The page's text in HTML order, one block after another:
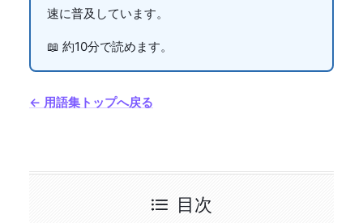
速に普及しています。
📖 約10分で読めます。
← 用語集トップへ戻る
目次